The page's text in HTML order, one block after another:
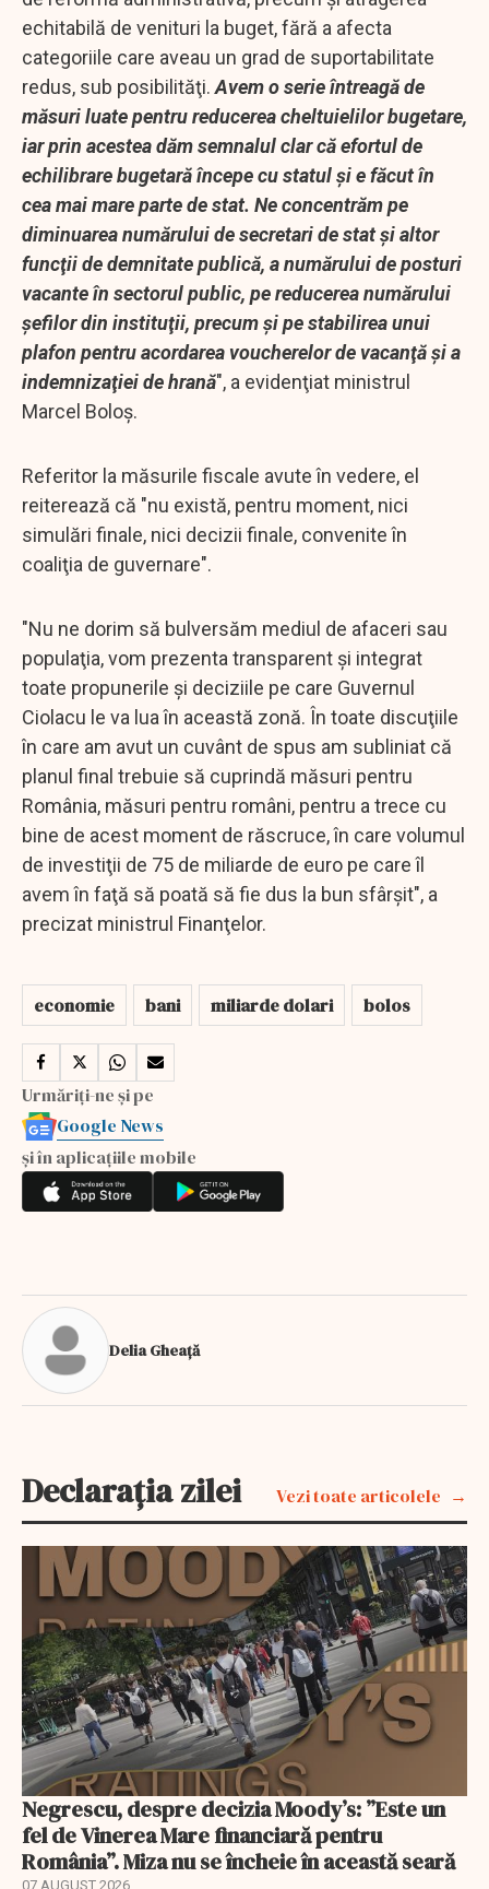
echitabilă de venituri la buget, fără a afecta
categoriile care aveau un grad de suportabilitate
redus, sub posibilităţi.Avem o serie întreagă de
măsuri luate pentru reducerea cheltuielilor bugetare,
iar prin acestea dăm semnalul clar că efortul de
echilibrare bugetară începe cu statul şi e făcut în
cea mai mare parte de stat. Ne concentrăm pe
diminuarea numărului de secretari de stat şi altor
funcţii de demnitate publică, a numărului de posturi
vacante în sectorul public, pe reducerea numărului
şefilor din instituţii, precum şi pe stabilirea unui
plafon pentru acordarea voucherelor de vacanţă şi a
indemnizaţiei de hrană", a evidenţiat ministrul
Marcel Boloş.
Referitor la măsurile fiscale avute în vedere, el
reiterează că "nu există, pentru moment, nici
simulări finale, nici decizii finale, convenite în
coaliţia de guvernare".
"Nu ne dorim să bulversăm mediul de afaceri sau
populaţia, vom prezenta transparent şi integrat
toate propunerile şi deciziile pe care Guvernul
Ciolacu le va lua în această zonă. În toate discuţiile
în care am avut un cuvânt de spus am subliniat că
planul final trebuie să cuprindă măsuri pentru
România, măsuri pentru români, pentru a trece cu
bine de acest moment de răscruce, în care volumul
de investiţii de 75 de miliarde de euro pe care îl
avem în faţă să poată să fie dus la bun sfârşit", a
precizat ministrul Finanţelor.
economie bani miliarde dolari bolos
Urmăriți-ne și pe
Google News
și în aplicațiile mobile
Delia Gheață
Declarația zilei Vezi toate articolele
Negrescu, despre decizia Moody’s: ”Este un
fel de Vinerea Mare financiară pentru
România”. Miza nu se încheie în această seară
07 AUGUST 2026